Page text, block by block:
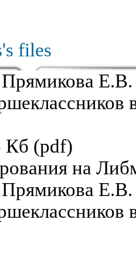
files
Е.В.
Кб (pdf)
на
Е.В.